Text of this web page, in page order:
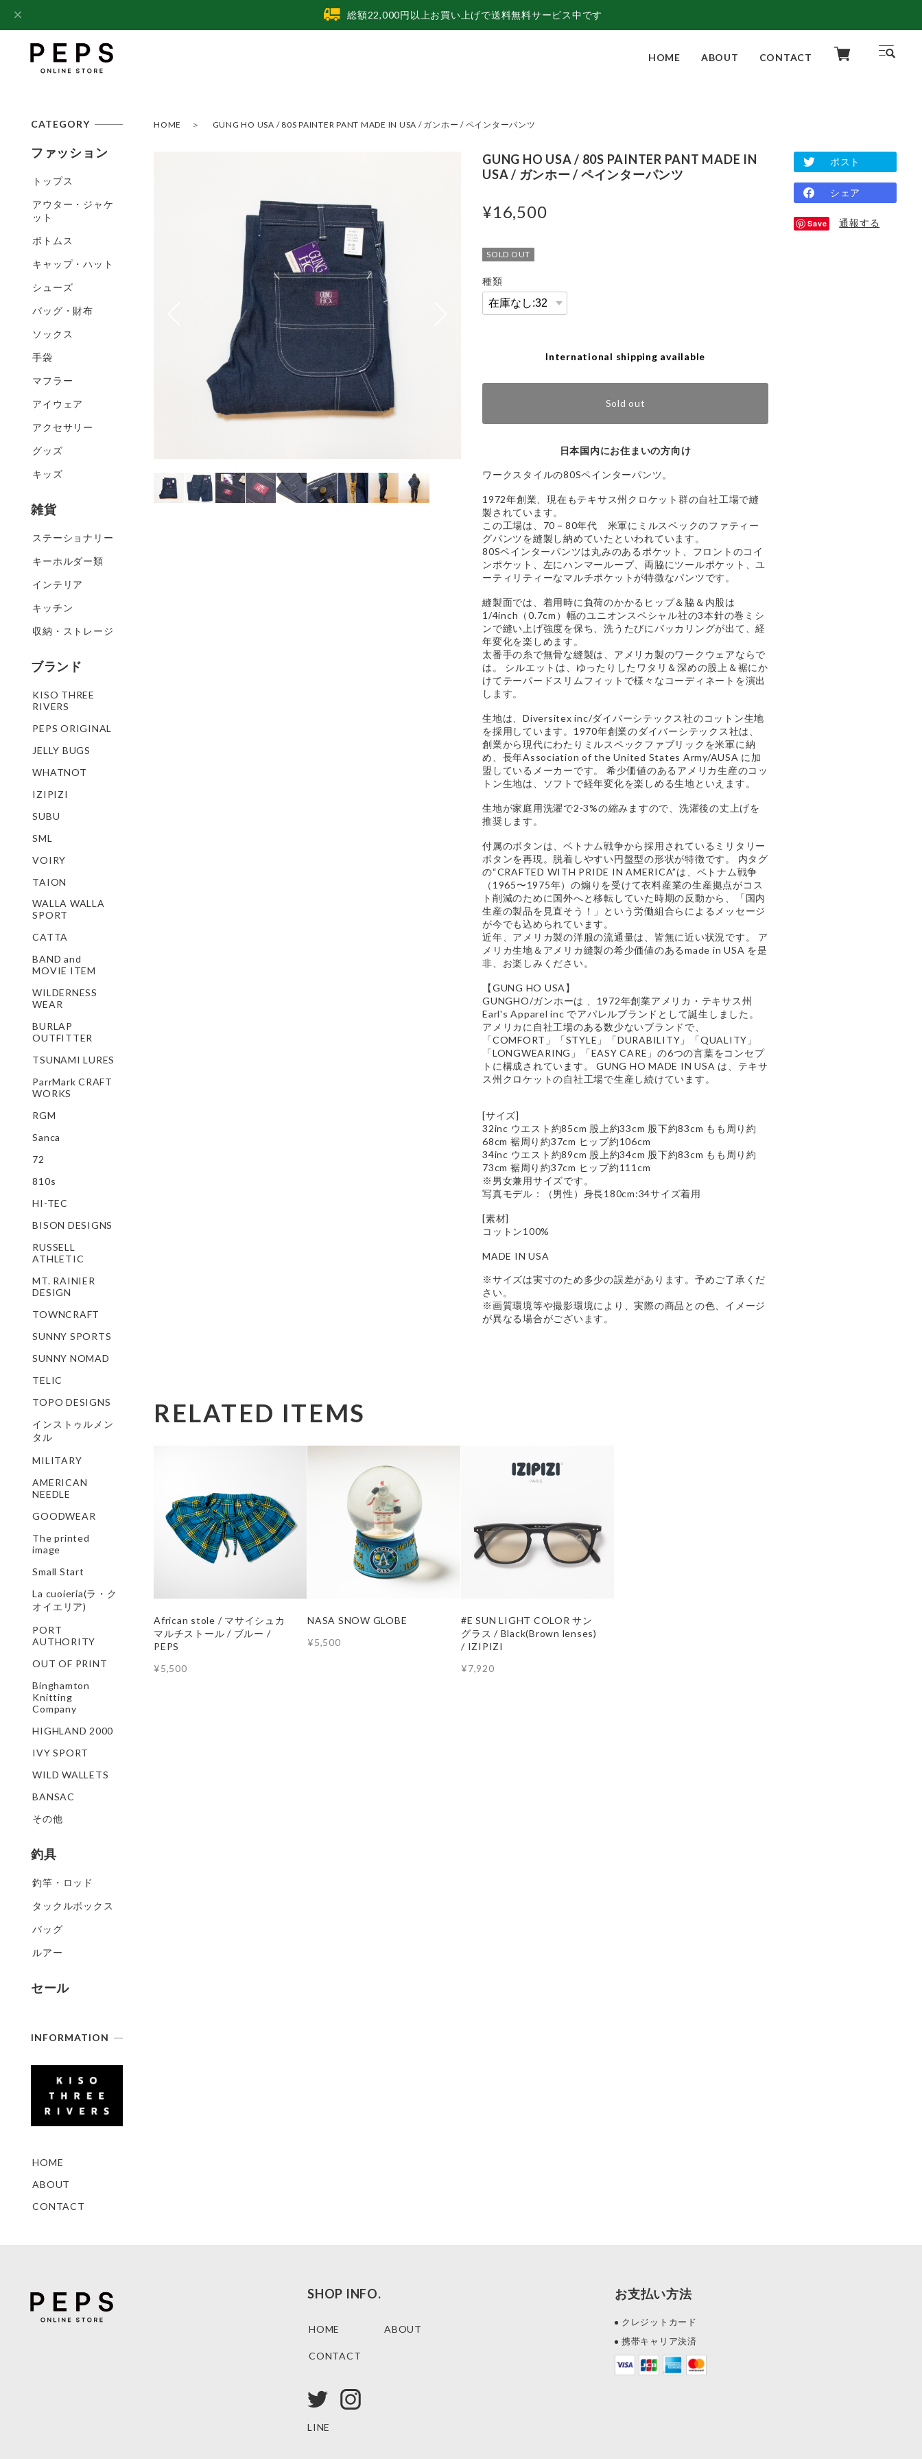
総額22,000円以上お買い上げで送料無料サービス中です
HOME ABOUT CONTACT
HOME GUNG HO USA / 80S PAINTER PANT MADE IN USA / ガンホー / ペインターパンツ
GUNG HO USA / 80S PAINTER PANT MADE IN
USA / ガンホー / ペインターパンツ
¥16,500
SOLD OUT
種類
International shipping available
Sold out
日本国内にお住まいの方向け
ワークスタイルの80Sペインターパンツ。
1972年創業、現在もテキサス州クロケット群の自社工場で縫
製されています。
この工場は、70－80年代 米軍にミルスペックのファティー
グパンツを縫製し納めていたといわれています。
80Sペインターパンツは丸みのあるポケット、フロントのコイ
ンポケット、左にハンマーループ、両脇にツールポケット、ユ
ーティリティーなマルチポケットが特徴なパンツです。
縫製面では、着用時に負荷のかかるヒップ＆脇＆内股は
1/4inch（0.7cm）幅のユニオンスペシャル社の3本針の巻ミシ
ンで縫い上げ強度を保ち、洗うたびにパッカリングが出て、経
年変化を楽しめます。
太番手の糸で無骨な縫製は、アメリカ製のワークウェアならで
は。 シルエットは、ゆったりしたワタリ＆深めの股上＆裾にか
けてテーパードスリムフィットで様々なコーディネートを演出
します。
生地は、Diversitex inc/ダイバーシテックス社のコットン生地
を採用しています。1970年創業のダイバーシテックス社は、
創業から現代にわたりミルスペックファブリックを米軍に納
め、長年Association of the United States Army/AUSA に加
盟しているメーカーです。 希少価値のあるアメリカ生産のコッ
トン生地は、ソフトで経年変化を楽しめる生地といえます。
生地が家庭用洗濯で2-3%の縮みますので、洗濯後の丈上げを
推奨します。
付属のボタンは、ベトナム戦争から採用されているミリタリー
ボタンを再現。脱着しやすい円盤型の形状が特徴です。 内タグ
の“CRAFTED WITH PRIDE IN AMERICA”は、ベトナム戦争
（1965〜1975年）の煽りを受けて衣料産業の生産拠点がコス
ト削減のために国外へと移転していた時期の反動から、「国内
生産の製品を見直そう！」という労働組合らによるメッセージ
が今でも込められています。
近年、アメリカ製の洋服の流通量は、皆無に近い状況です。 ア
メリカ生地＆アメリカ縫製の希少価値のあるmade in USA を是
非、お楽しみください。
【GUNG HO USA】
GUNGHO/ガンホーは 、1972年創業アメリカ・テキサス州
Earl's Apparel inc でアパレルブランドとして誕生しました。
アメリカに自社工場のある数少ないブランドで、
「COMFORT」「STYLE」「DURABILITY」「QUALITY」
「LONGWEARING」「EASY CARE」の6つの言葉をコンセプ
トに構成されています。 GUNG HO MADE IN USA は、テキサ
ス州クロケットの自社工場で生産し続けています。
[サイズ]
32inc ウエスト約85cm 股上約33cm 股下約83cm もも周り約
68cm 裾周り約37cm ヒップ約106cm
34inc ウエスト約89cm 股上約34cm 股下約83cm もも周り約
73cm 裾周り約37cm ヒップ約111cm
※男女兼用サイズです。
写真モデル：（男性）身長180cm:34サイズ着用
[素材]
コットン100%
MADE IN USA
※サイズは実寸のため多少の誤差があります。予めご了承くだ
さい。
※画質環境等や撮影環境により、実際の商品との色、イメージ
が異なる場合がございます。
ポスト
シェア
Save 通報する
RELATED ITEMS
African stole / マサイシュカ
マルチストール / ブルー /
PEPS
¥5,500
NASA SNOW GLOBE
¥5,500
#E SUN LIGHT COLOR サン
グラス / Black(Brown lenses)
/ IZIPIZI
¥7,920
CATEGORY
ファッション
トップス
アウター・ジャケ
ット
ボトムス
キャップ・ハット
シューズ
バッグ・財布
ソックス
手袋
マフラー
アイウェア
アクセサリー
グッズ
キッズ
雑貨
ステーショナリー
キーホルダー類
インテリア
キッチン
収納・ストレージ
ブランド
KISO THREE
RIVERS
PEPS ORIGINAL
JELLY BUGS
WHATNOT
IZIPIZI
SUBU
SML
VOIRY
TAION
WALLA WALLA
SPORT
CATTA
BAND and
MOVIE ITEM
WILDERNESS
WEAR
BURLAP
OUTFITTER
TSUNAMI LURES
ParrMark CRAFT
WORKS
RGM
Sanca
72
810s
HI-TEC
BISON DESIGNS
RUSSELL
ATHLETIC
MT. RAINIER
DESIGN
TOWNCRAFT
SUNNY SPORTS
SUNNY NOMAD
TELIC
TOPO DESIGNS
インストゥルメン
タル
MILITARY
AMERICAN
NEEDLE
GOODWEAR
The printed
image
Small Start
La cuoieria(ラ・ク
オイエリア)
PORT
AUTHORITY
OUT OF PRINT
Binghamton
Knitting
Company
HIGHLAND 2000
IVY SPORT
WILD WALLETS
BANSAC
その他
釣具
釣竿・ロッド
タックルボックス
バッグ
ルアー
セール
INFORMATION
HOME
ABOUT
CONTACT
SHOP INFO.
HOME ABOUT
CONTACT
LINE
お支払い方法
クレジットカード
携帯キャリア決済